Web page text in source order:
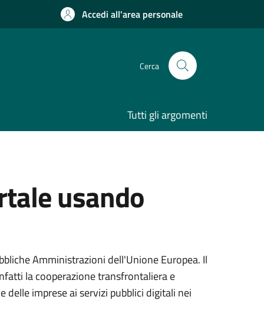
Accedi all'area personale
Cerca
Tutti gli argomenti
usando
Amministrazioni dell'Unione Europea. Il
la cooperazione transfrontaliera e
imprese ai servizi pubblici digitali nei